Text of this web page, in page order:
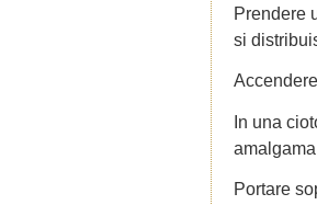
Prendere
si
In una
Portare